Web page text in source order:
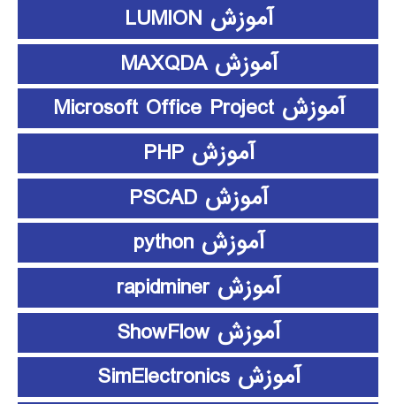
آموزش LUMION
آموزش MAXQDA
آموزش Microsoft Office Project
آموزش PHP
آموزش PSCAD
آموزش python
آموزش rapidminer
آموزش ShowFlow
آموزش SimElectronics